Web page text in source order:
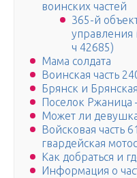
воинских частей
365-й
ч 42685)
Мама солдата
Воинская часть
Брянск и
Поселок Ржаница
Может ли
Войсковая часть
гвардейская
Как добраться и
Информация о